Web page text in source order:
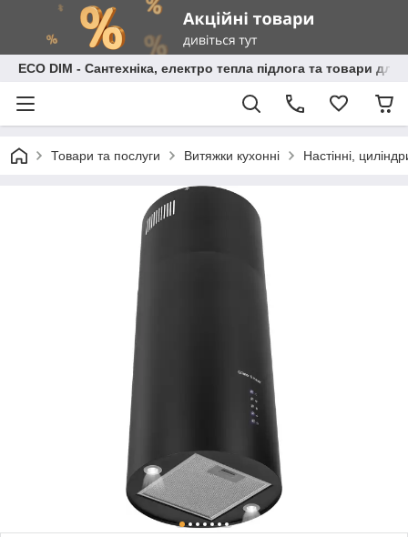
ECO DIM - Сантехніка, електро тепла підлога та товари для
Товари та послуги Витяжки кухонні Настінні,